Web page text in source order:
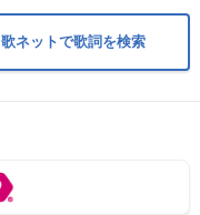
歌ネットで歌詞を検索